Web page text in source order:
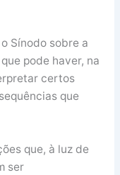
Sínodo sobre a
pode haver, na
certos
que
que, à luz de
ser